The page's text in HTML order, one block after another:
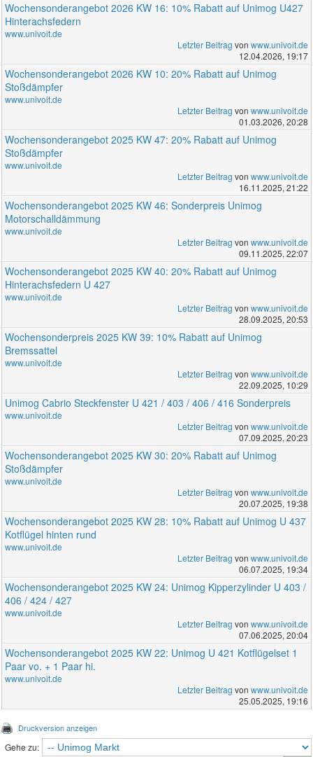
Wochensonderangebot 2026 KW 16: 10% Rabatt auf Unimog U427
Hinterachsfedern
www.univoit.de
Letzter Beitrag von www.univoit.de
12.04.2026, 19:17
Wochensonderangebot 2026 KW 10: 20% Rabatt auf Unimog
Stoßdämpfer
www.univoit.de
Letzter Beitrag von www.univoit.de
01.03.2026, 20:28
Wochensonderangebot 2025 KW 47: 20% Rabatt auf Unimog
Stoßdämpfer
www.univoit.de
Letzter Beitrag von www.univoit.de
16.11.2025, 21:22
Wochensonderangebot 2025 KW 46: Sonderpreis Unimog
Motorschalldämmung
www.univoit.de
Letzter Beitrag von www.univoit.de
09.11.2025, 22:07
Wochensonderangebot 2025 KW 40: 20% Rabatt auf Unimog
Hinterachsfedern U 427
www.univoit.de
Letzter Beitrag von www.univoit.de
28.09.2025, 20:53
Wochensonderpreis 2025 KW 39: 10% Rabatt auf Unimog
Bremssattel
www.univoit.de
Letzter Beitrag von www.univoit.de
22.09.2025, 10:29
Unimog Cabrio Steckfenster U 421 / 403 / 406 / 416 Sonderpreis
www.univoit.de
Letzter Beitrag von www.univoit.de
07.09.2025, 20:23
Wochensonderangebot 2025 KW 30: 20% Rabatt auf Unimog
Stoßdämpfer
www.univoit.de
Letzter Beitrag von www.univoit.de
20.07.2025, 19:38
Wochensonderangebot 2025 KW 28: 10% Rabatt auf Unimog U 437
Kotflügel hinten rund
www.univoit.de
Letzter Beitrag von www.univoit.de
06.07.2025, 19:34
Wochensonderangebot 2025 KW 24: Unimog Kipperzylinder U 403 /
406 / 424 / 427
www.univoit.de
Letzter Beitrag von www.univoit.de
07.06.2025, 20:04
Wochensonderangebot 2025 KW 22: Unimog U 421 Kotflügelset 1
Paar vo. + 1 Paar hi.
www.univoit.de
Letzter Beitrag von www.univoit.de
25.05.2025, 19:16
Druckversion anzeigen
Gehe zu: